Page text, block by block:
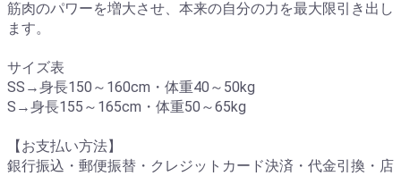
筋肉のパワーを増大させ、本来の自分の力を最大限引き出し
ます。
サイズ表
SS→身長150～160cm・体重40～50kg
S→身長155～165cm・体重50～65kg
【お支払い方法】
銀行振込・郵便振替・クレジットカード決済・代金引換・店